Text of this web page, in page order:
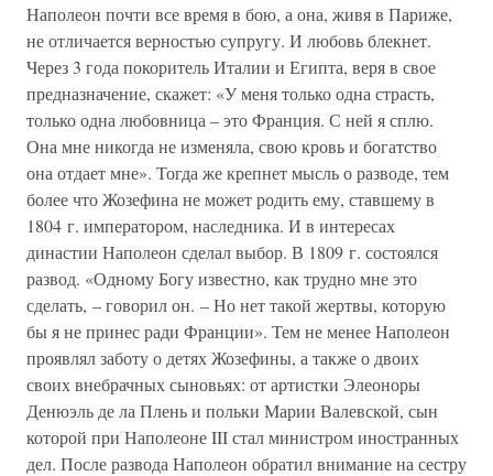
Наполеон почти все время в бою, а она, живя в Париже,
не отличается верностью супругу. И любовь блекнет.
Через 3 года покоритель Италии и Египта, веря в свое
предназначение, скажет: «У меня только одна страсть,
только одна любовница – это Франция. С ней я сплю.
Она мне никогда не изменяла, свою кровь и богатство
она отдает мне». Тогда же крепнет мысль о разводе, тем
более что Жозефина не может родить ему, ставшему в
1804 г. императором, наследника. И в интересах
династии Наполеон сделал выбор. В 1809 г. состоялся
развод. «Одному Богу известно, как трудно мне это
сделать, – говорил он. – Но нет такой жертвы, которую
бы я не принес ради Франции». Тем не менее Наполеон
проявлял заботу о детях Жозефины, а также о двоих
своих внебрачных сыновьях: от артистки Элеоноры
Денюэль де ла Плень и польки Марии Валевской, сын
которой при Наполеоне III стал министром иностранных
дел. После развода Наполеон обратил внимание на сестру